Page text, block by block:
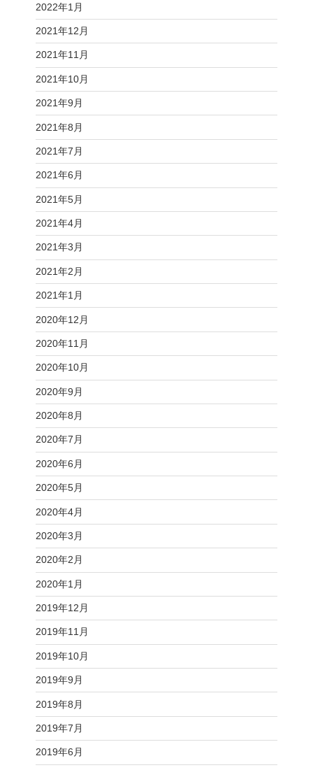
2022年1月
2021年12月
2021年11月
2021年10月
2021年9月
2021年8月
2021年7月
2021年6月
2021年5月
2021年4月
2021年3月
2021年2月
2021年1月
2020年12月
2020年11月
2020年10月
2020年9月
2020年8月
2020年7月
2020年6月
2020年5月
2020年4月
2020年3月
2020年2月
2020年1月
2019年12月
2019年11月
2019年10月
2019年9月
2019年8月
2019年7月
2019年6月